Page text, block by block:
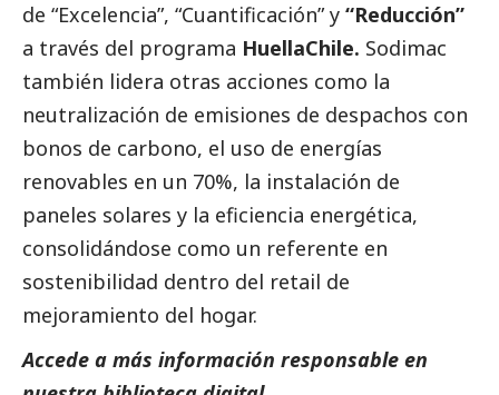
de “Excelencia”, “Cuantificación” y “Reducción”
a través del programa HuellaChile. Sodimac
también lidera otras acciones como la
neutralización de emisiones de despachos con
bonos de carbono, el uso de energías
renovables en un 70%, la instalación de
paneles solares y la eficiencia energética,
consolidándose como un referente en
sostenibilidad dentro del retail de
mejoramiento del hogar.
Accede a más información responsable en